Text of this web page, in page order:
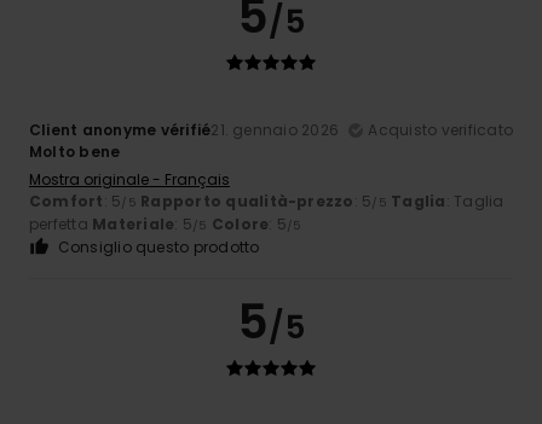
5/5
Client anonyme vérifié21. gennaio 2026
Acquisto verificato
Molto bene
Mostra originale - Français
Comfort: 5/5 Rapporto qualità-prezzo: 5/5 Taglia: Taglia
perfetta Materiale: 5/5 Colore: 5/5
Consiglio questo prodotto
5/5